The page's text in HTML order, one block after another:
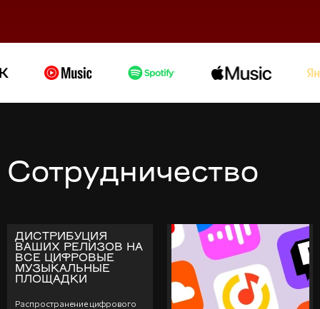
Сотрудничество
ДИСТРИБУЦИЯ
ВАШИХ РЕЛИЗОВ НА
ВСЕ ЦИФРОВЫЕ
МУЗЫКАЛЬНЫЕ
ПЛОЩАДКИ
Распространение цифрового